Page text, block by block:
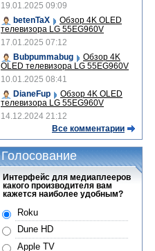
19.01.2025 09:09
betenTaX
Обзор 4K OLED
телевизора LG 55EG960V
17.01.2025 07:12
Bubpummabug
Обзор 4K
OLED телевизора LG 55EG960V
10.01.2025 08:41
DianeFup
Обзор 4K OLED
телевизора LG 55EG960V
14.12.2024 21:12
Все комментарии
Голосование
Интерфейс для медиаплееров
какого производителя вам
кажется наиболее удобным?
Roku
Dune HD
Apple TV